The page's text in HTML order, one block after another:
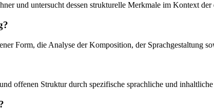
und untersucht dessen strukturelle Merkmale im Kontext
Form, die Analyse der Komposition, der Sprachgestaltung
offenen Struktur durch spezifische sprachliche und